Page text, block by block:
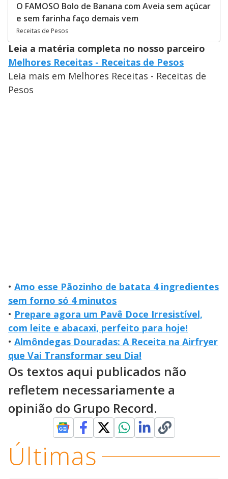
O FAMOSO Bolo de Banana com Aveia sem açúcar
e sem farinha faço demais vem
Receitas de Pesos
Leia a matéria completa no nosso parceiro
Melhores Receitas - Receitas de Pesos
Leia mais em Melhores Receitas - Receitas de
Pesos
• Amo esse Pãozinho de batata 4 ingredientes
sem forno só 4 minutos
• Prepare agora um Pavê Doce Irresistível,
com leite e abacaxi, perfeito para hoje!
• Almôndegas Douradas: A Receita na Airfryer
que Vai Transformar seu Dia!
Os textos aqui publicados não
refletem necessariamente a
opinião do Grupo Record.
Últimas